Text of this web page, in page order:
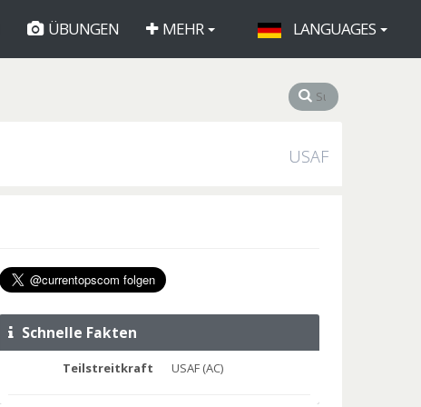
ÜBUNGEN MEHR LANGUAGES
USAF
Schnelle Fakten
Teilstreitkraft USAF (AC)